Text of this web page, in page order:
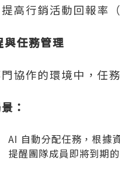
提高行銷活動回報率
與任務管理
協作的環境中，任
：
AI 自動分配任務，根據
提醒團隊成員即將到期